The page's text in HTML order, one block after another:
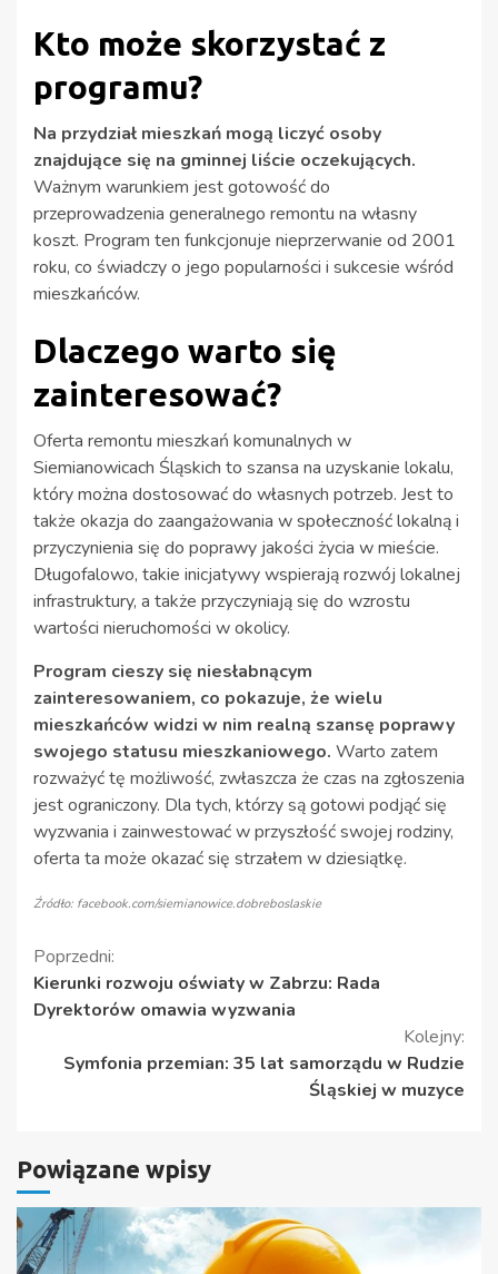
Kto może skorzystać z
programu?
Na przydział mieszkań mogą liczyć osoby
znajdujące się na gminnej liście oczekujących.
Ważnym warunkiem jest gotowość do
przeprowadzenia generalnego remontu na własny
koszt. Program ten funkcjonuje nieprzerwanie od 2001
roku, co świadczy o jego popularności i sukcesie wśród
mieszkańców.
Dlaczego warto się
zainteresować?
Oferta remontu mieszkań komunalnych w
Siemianowicach Śląskich to szansa na uzyskanie lokalu,
który można dostosować do własnych potrzeb. Jest to
także okazja do zaangażowania w społeczność lokalną i
przyczynienia się do poprawy jakości życia w mieście.
Długofalowo, takie inicjatywy wspierają rozwój lokalnej
infrastruktury, a także przyczyniają się do wzrostu
wartości nieruchomości w okolicy.
Program cieszy się niesłabnącym
zainteresowaniem, co pokazuje, że wielu
mieszkańców widzi w nim realną szansę poprawy
swojego statusu mieszkaniowego. Warto zatem
rozważyć tę możliwość, zwłaszcza że czas na zgłoszenia
jest ograniczony. Dla tych, którzy są gotowi podjąć się
wyzwania i zainwestować w przyszłość swojej rodziny,
oferta ta może okazać się strzałem w dziesiątkę.
Źródło: facebook.com/siemianowice.dobreboslaskie
Kontynuuj
czytanie
Poprzedni:
Kierunki rozwoju oświaty w Zabrzu: Rada
Dyrektorów omawia wyzwania
Kolejny:
Symfonia przemian: 35 lat samorządu w Rudzie
Śląskiej w muzyce
Powiązane wpisy